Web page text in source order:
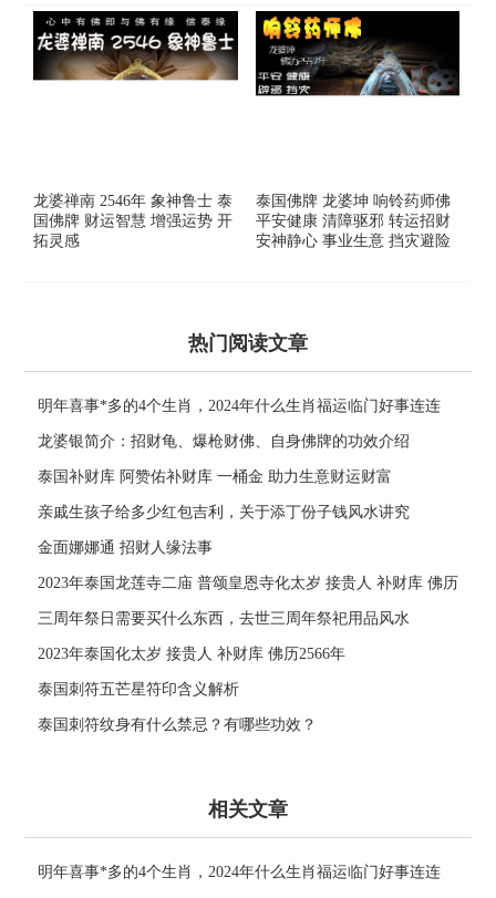
龙婆禅南 2546年 象神鲁士 泰
国佛牌 财运智慧 增强运势 开
拓灵感
泰国佛牌 龙婆坤 响铃药师佛
平安健康 清障驱邪 转运招财
安神静心 事业生意 挡灾避险
热门阅读文章
明年喜事*多的4个生肖，2024年什么生肖福运临门好事连连
龙婆银简介：招财龟、爆枪财佛、自身佛牌的功效介绍
泰国补财库 阿赞佑补财库 一桶金 助力生意财运财富
亲戚生孩子给多少红包吉利，关于添丁份子钱风水讲究
金面娜娜通 招财人缘法事
2023年泰国龙莲寺二庙 普颂皇恩寺化太岁 接贵人 补财库 佛历
2566年
三周年祭日需要买什么东西，去世三周年祭祀用品风水
2023年泰国化太岁 接贵人 补财库 佛历2566年
泰国刺符五芒星符印含义解析
泰国刺符纹身有什么禁忌？有哪些功效？
相关文章
明年喜事*多的4个生肖，2024年什么生肖福运临门好事连连